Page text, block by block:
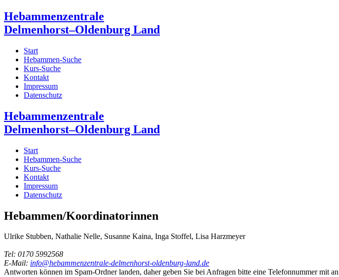
Hebammenzentrale
Delmenhorst–Oldenburg Land
Start
Hebammen-Suche
Kurs-Suche
Kontakt
Impressum
Datenschutz
Hebammenzentrale
Delmenhorst–Oldenburg Land
Start
Hebammen-Suche
Kurs-Suche
Kontakt
Impressum
Datenschutz
Hebammen/Koordinatorinnen
Ulrike Stubben, Nathalie Nelle, Susanne Kaina, Inga Stoffel, Lisa Harzmeyer
Tel: 0170 5992568
E-Mail: info@hebammenzentrale-delmenhorst-oldenburg-land.de
Antworten können im Spam-Ordner landen, daher geben Sie bei Anfragen bitte eine Telefonnummer mit an